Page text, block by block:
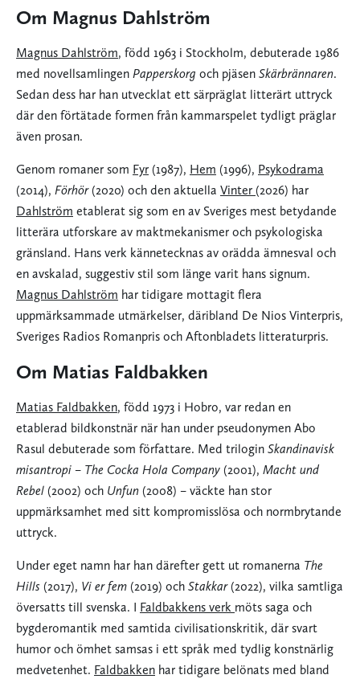
Om Magnus Dahlström
Magnus Dahlström, född 1963 i Stockholm, debuterade 1986
med novellsamlingen Papperskorg och pjäsen Skärbrännaren.
Sedan dess har han utvecklat ett särpräglat litterärt uttryck
där den förtätade formen från kammarspelet tydligt präglar
även prosan.
Genom romaner som Fyr (1987), Hem (1996), Psykodrama
(2014), Förhör(2020) och den aktuella Vinter (2026) har
Dahlström etablerat sig som en av Sveriges mest betydande
litterära utforskare av maktmekanismer och psykologiska
gränsland. Hans verk kännetecknas av orädda ämnesval och
en avskalad, suggestiv stil som länge varit hans signum.
Magnus Dahlström har tidigare mottagit flera
uppmärksammade utmärkelser, däribland De Nios Vinterpris,
Sveriges Radios Romanpris och Aftonbladets litteraturpris.
Om Matias Faldbakken
Matias Faldbakken, född 1973 i Hobro, var redan en
etablerad bildkonstnär när han under pseudonymen Abo
Rasul debuterade som författare. Med trilogin Skandinavisk
misantropi – The Cocka Hola Company (2001), Macht und
Rebel (2002) och Unfun (2008) – väckte han stor
uppmärksamhet med sitt kompromisslösa och normbrytande
uttryck.
Under eget namn har han därefter gett ut romanerna The
Hills (2017), Vi er fem (2019) och Stakkar(2022), vilka samtliga
översatts till svenska. I Faldbakkens verk möts saga och
bygderomantik med samtida civilisationskritik, där svart
humor och ömhet samsas i ett språk med tydlig konstnärlig
medvetenhet. Faldbakken har tidigare belönats med bland